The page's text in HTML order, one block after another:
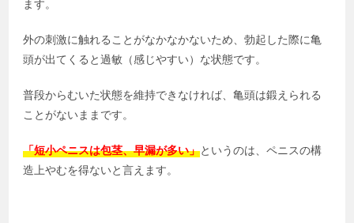
ます。
外の刺激に触れることがなかなかないため、勃起した際に亀
頭が出てくると過敏（感じやすい）な状態です。
普段からむいた状態を維持できなければ、亀頭は鍛えられる
ことがないままです。
「短小ペニスは包茎、早漏が多い」というのは、ペニスの構
造上やむを得ないと言えます。